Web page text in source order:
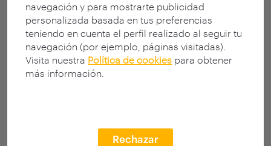
navegación y para mostrarte publicidad
personalizada basada en tus preferencias
teniendo en cuenta el perfil realizado al seguir tu
navegación (por ejemplo, páginas visitadas).
Visita nuestra Política de cookies para obtener
más información.
Rechazar